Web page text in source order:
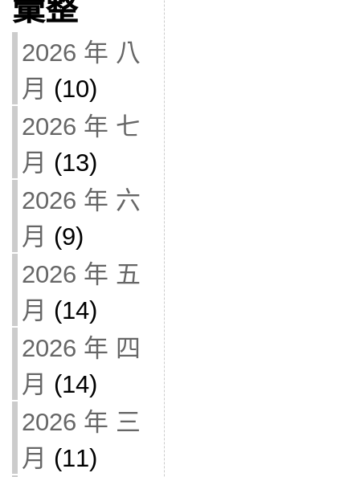
彙整
2026 年 八
月 (10)
2026 年 七
月 (13)
2026 年 六
月 (9)
2026 年 五
月 (14)
2026 年 四
月 (14)
2026 年 三
月 (11)